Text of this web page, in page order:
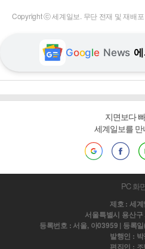
Copyright ⓒ 세계일보. 무단 전재 및 재배포
Google News
지면보다
세계일보를
PC 화
제호 : 세
서울특별시 용산
등록번호 : 서울, 아03959 | 등록
발행인 :
편집인 :